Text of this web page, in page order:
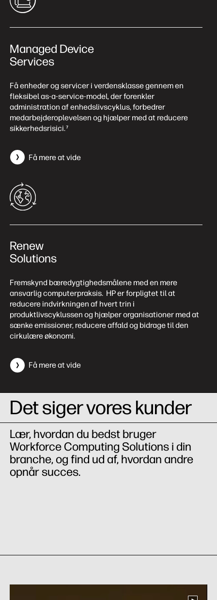
Managed Device
Services
Få enheder og servicer i verdensklasse gennem en
fleksibel as-a-service-model, der forenkler
administration af enhedslivscyklus, forbedrer
medarbejderoplevelsen og hjælper med at reducere
sikkerhedsrisici.7
Få mere at vide
Renew
Solutions
Fremskynd bæredygtighedsmålene med en mere
ansvarlig computerpraksis. HP er forpligtet til at
reducere indvirkningen af hvert trin i
produktlivscyklussen og hjælper organisationer med at
sænke emissioner, reducere affald og bidrage til den
cirkulære økonomi.
Få mere at vide
Det siger vores kunder
Lær, hvordan du bedst bruger
Workforce Computing Solutions i din
branche, og find ud af, hvordan andre
opnår succes.